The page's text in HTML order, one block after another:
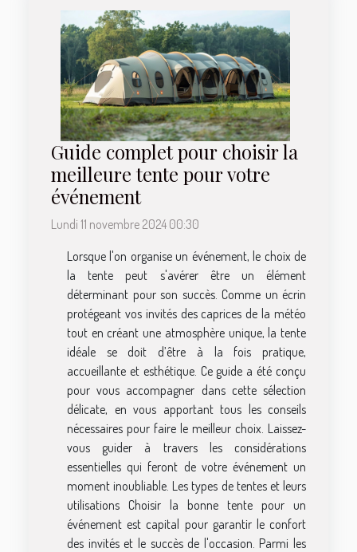
Guide complet pour choisir la
meilleure tente pour votre
événement
Lundi 11 novembre 2024 00:30
Lorsque l'on organise un événement, le choix de
la tente peut s'avérer être un élément
déterminant pour son succès. Comme un écrin
protégeant vos invités des caprices de la météo
tout en créant une atmosphère unique, la tente
idéale se doit d’être à la fois pratique,
accueillante et esthétique. Ce guide a été conçu
pour vous accompagner dans cette sélection
délicate, en vous apportant tous les conseils
nécessaires pour faire le meilleur choix. Laissez-
vous guider à travers les considérations
essentielles qui feront de votre événement un
moment inoubliable. Les types de tentes et leurs
utilisations Choisir la bonne tente pour un
événement est capital pour garantir le confort
des invités et le succès de l'occasion. Parmi les